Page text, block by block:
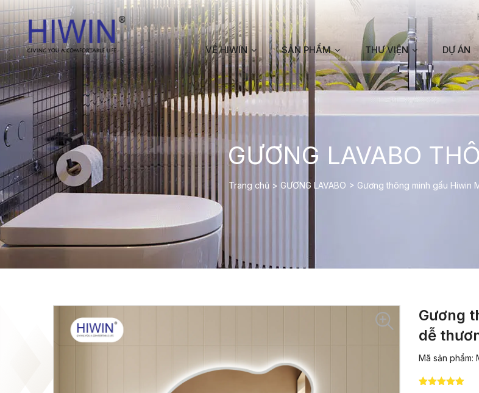
VỀ HIWIN SẢN PHẨM THƯ VIỆN DỰ ÁN
GƯƠNG LAVABO
Trang chủ > GƯƠNG LAVABO > Gương thông minh gấu Hiwin
Gương
dễ
Mã sản phẩm: